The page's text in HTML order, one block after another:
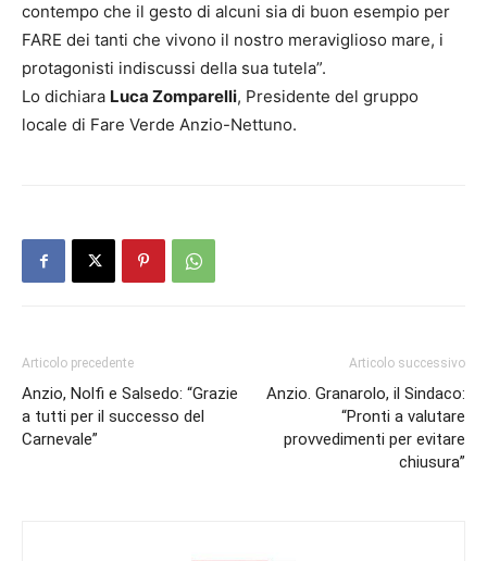
contempo che il gesto di alcuni sia di buon esempio per
FARE dei tanti che vivono il nostro meraviglioso mare, i
protagonisti indiscussi della sua tutela”.
Lo dichiara Luca Zomparelli, Presidente del gruppo
locale di Fare Verde Anzio-Nettuno.
Articolo precedente
Anzio, Nolfi e Salsedo: “Grazie
a tutti per il successo del
Carnevale”
Articolo successivo
Anzio. Granarolo, il Sindaco:
“Pronti a valutare
provvedimenti per evitare
chiusura”